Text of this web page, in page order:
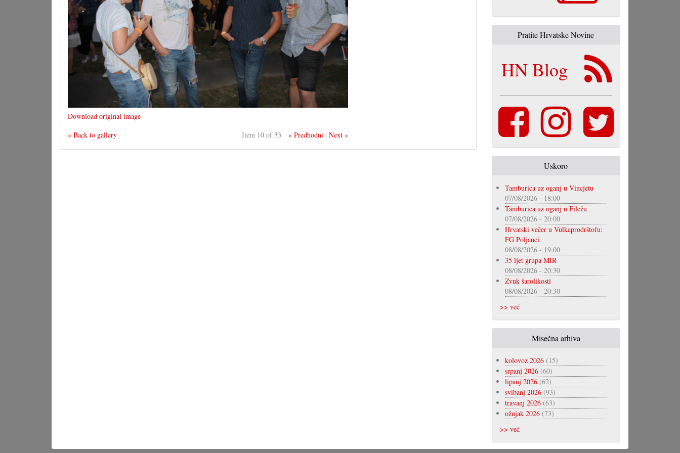
Download original image
« Back to gallery
Item 10 of 33 « Predhodni |Next »
Pratite Hrvatske Novine
HN Blog
Uskoro
Tamburica uz oganj u Vincjetu
07/08/2026 - 18:00
Tamburica uz oganj u Filežu
07/08/2026 - 20:00
Hrvatski večer u Vulkaprodrštofu:
FG Poljanci
08/08/2026 - 19:00
35 ljet grupa MIR
08/08/2026 - 20:30
Zvuk šarolikosti
08/08/2026 - 20:30
>> već
Misečna arhiva
kolovoz 2026(15)
srpanj 2026(60)
lipanj 2026(62)
svibanj 2026(93)
travanj 2026(63)
ožujak 2026(73)
>> već